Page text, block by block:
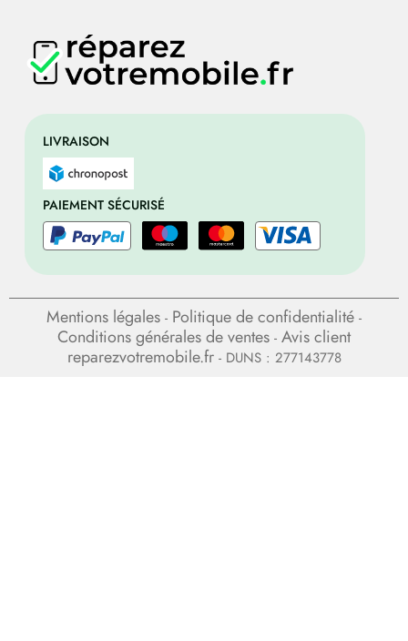
LIVRAISON
PAIEMENT SÉCURISÉ
Mentions légales - Politique de confidentialité -
Conditions générales de ventes - Avis client
reparezvotremobile.fr- DUNS : 277143778